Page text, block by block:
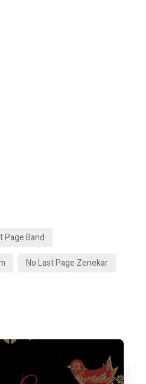
Page Band
No Last Page Zenekar